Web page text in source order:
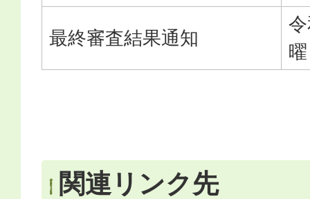
最終審査結果通知
関連リンク先